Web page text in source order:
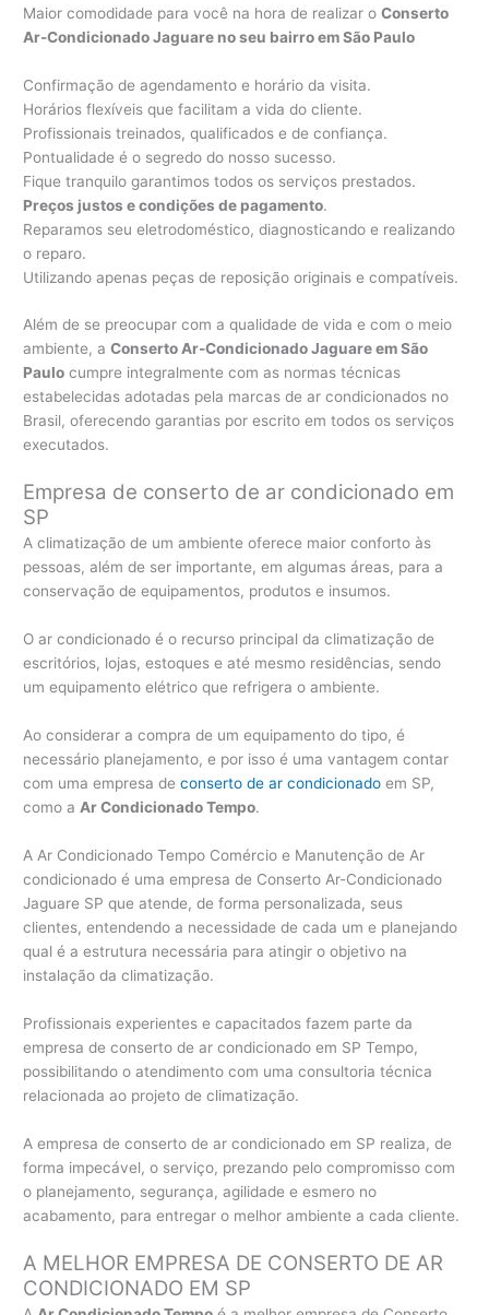
Maior comodidade para você na hora de realizar oConserto
Ar-Condicionado Jaguare no seu bairro em São Paulo
Confirmação de agendamento e horário da visita.
Horários flexíveis que facilitam a vida do cliente.
Profissionais treinados, qualificados e de confiança.
Pontualidade é o segredo do nosso sucesso.
Fique tranquilo garantimos todos os serviços prestados.
Preços justos e condições de pagamento.
Reparamos seu eletrodoméstico, diagnosticando e realizando
o reparo.
Utilizando apenas peças de reposição originais e compatíveis.
Além de se preocupar com a qualidade de vida e com o meio
ambiente, aConserto Ar-Condicionado Jaguare em São
Paulo cumpre integralmente com as normas técnicas
estabelecidas adotadas pela marcas de ar condicionados no
Brasil, oferecendo garantias por escrito em todos os serviços
executados.
Empresa de conserto de ar condicionado em
SP
A climatização de um ambiente oferece maior conforto às
pessoas, além de ser importante, em algumas áreas, para a
conservação de equipamentos, produtos e insumos.
O ar condicionado é o recurso principal da climatização de
escritórios, lojas, estoques e até mesmo residências, sendo
um equipamento elétrico que refrigera o ambiente.
Ao considerar a compra de um equipamento do tipo, é
necessário planejamento, e por isso é uma vantagem contar
com uma empresa deconserto de ar condicionado em SP,
como a Ar Condicionado Tempo.
A Ar Condicionado Tempo Comércio e Manutenção de Ar
condicionado é uma empresa de Conserto Ar-Condicionado
Jaguare SP que atende, de forma personalizada, seus
clientes, entendendo a necessidade de cada um e planejando
qual é a estrutura necessária para atingir o objetivo na
instalação da climatização.
Profissionais experientes e capacitados fazem parte da
empresa de conserto de ar condicionado em SP Tempo,
possibilitando o atendimento com uma consultoria técnica
relacionada ao projeto de climatização.
A empresa de conserto de ar condicionado em SP realiza, de
forma impecável, o serviço, prezando pelo compromisso com
o planejamento, segurança, agilidade e esmero no
acabamento, para entregar o melhor ambiente a cada cliente.
A MELHOR EMPRESA DE CONSERTO DE AR
CONDICIONADO EM SP